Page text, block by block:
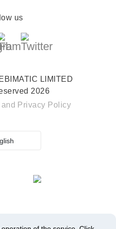
us
LIMITED
2026
and Privacy Policy